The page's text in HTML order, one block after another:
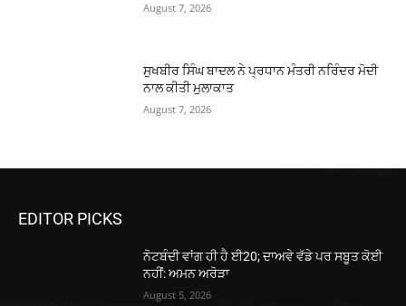
August 7, 2026
ਸੁਖਬੀਰ ਸਿੰਘ ਬਾਦਲ ਨੇ ਪ੍ਰਧਾਨ ਮੰਤਰੀ ਨਰਿੰਦਰ ਮੋਦੀ
ਨਾਲ ਕੀਤੀ ਮੁਲਾਕਾਤ
August 7, 2026
EDITOR PICKS
ਨੋਟਬੰਦੀ ਵਾਂਗ ਹੀ ਹੈ ਈ20; ਦਾਅਵੇ ਵੱਡੇ ਪਰ ਸਬੂਤ ਕੋਈ
ਨਹੀਂ: ਅਮਨ ਅਰੋੜਾ
August 5, 2026